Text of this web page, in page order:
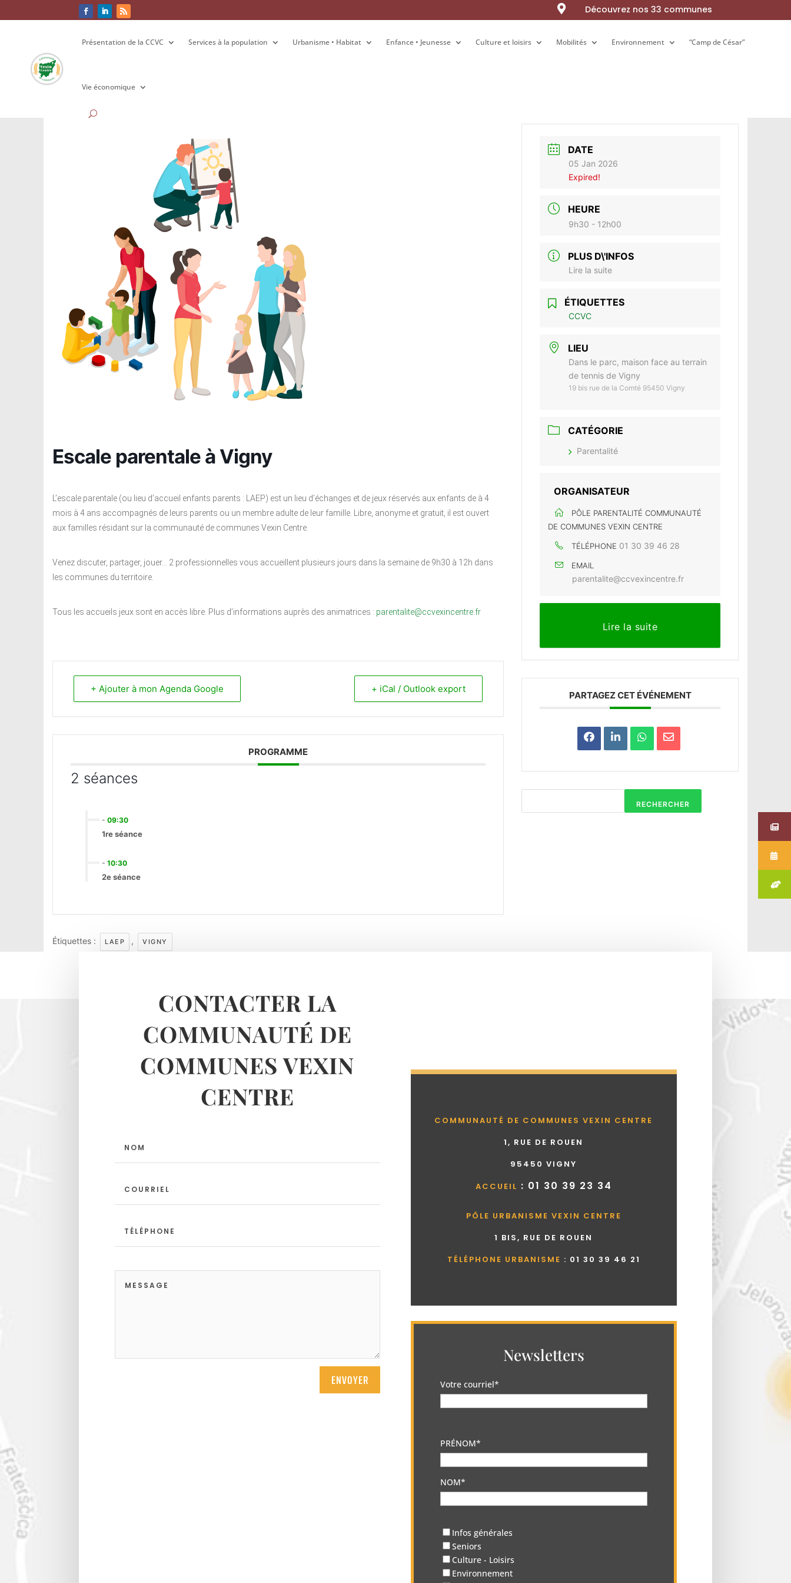
 Découvrez nos 33 communes
Présentation de la CCVC Services à la population Urbanisme • Habitat Enfance • Jeunesse Culture et loisirs Mobilités Environnement “Camp de César”
Vie économique
Présentation de la CCVC Services à la population Urbanisme • Habitat Enfance • Jeunesse Culture et loisirs Mobilités Environnement “Camp de César”
Vie économique
Escale parentale à Vigny
L’escale parentale (ou lieu d’accueil enfants parents : LAEP) est un lieu d’échanges et de jeux réservés aux enfants de à 4
mois à 4 ans accompagnés de leurs parents ou un membre adulte de leur famille. Libre, anonyme et gratuit, il est ouvert
aux familles résidant sur la communauté de communes Vexin Centre.
Venez discuter, partager, jouer… 2 professionnelles vous accueillent plusieurs jours dans la semaine de 9h30 à 12h dans
les communes du territoire.
Tous les accueils jeux sont en accès libre. Plus d’informations auprès des animatrices : parentalite@ccvexincentre.fr
+ Ajouter à mon Agenda Google + iCal / Outlook export
PROGRAMME
2 séances
- 09:30
1re séance
- 10:30
2e séance
Étiquettes : LAEP , VIGNY
DATE
05 Jan 2026
Expired!
HEURE
9h30 - 12h00
PLUS D\'INFOS
Lire la suite
ÉTIQUETTES
CCVC
LIEU
Dans le parc, maison face au terrain
de tennis de Vigny
19 bis rue de la Comté 95450 Vigny
CATÉGORIE
Parentalité
ORGANISATEUR
PÔLE PARENTALITÉ COMMUNAUTÉ
DE COMMUNES VEXIN CENTRE
TÉLÉPHONE 01 30 39 46 28
EMAIL
parentalite@ccvexincentre.fr
Lire la suite
PARTAGEZ CET ÉVÉNEMENT
RECHERCHER
CONTACTER LA
COMMUNAUTÉ DE
COMMUNES VEXIN
CENTRE
ENVOYER
COMMUNAUTÉ DE COMMUNES VEXIN CENTRE
1, RUE DE ROUEN
95450 VIGNY
ACCUEIL : 01 30 39 23 34
PÔLE URBANISME VEXIN CENTRE
1 BIS, RUE DE ROUEN
TÉLÉPHONE URBANISME : 01 30 39 46 21
Newsletters
Votre courriel*
PRÉNOM*
NOM*
Infos générales
Seniors
Culture - Loisirs
Environnement